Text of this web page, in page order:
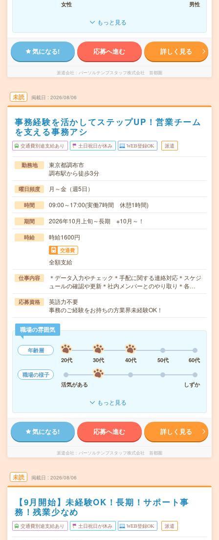
女性 男性
もっと見る
気になる! 応募へ進む 詳しく見る
派遣会社 パーソルテンプスタッフ株式会社 首都圏
未読 掲載日 2026/08/06
事務経験を活かしてステップUP！営業チーム
を支える事務アシ
交通費別途支給あり 土日祝日が休み WEB登録OK 派遣
勤務地
東京都調布市
調布駅から徒歩3分
曜日頻度 月～金（週5日）
時間 09:00～17:00(実働7時間 休憩1時間)
期間 2026年10月上旬～長期 ※10月～！
時給 時給1600円
交通費
全額支給
仕事内容
＊データ入力やチェック＊手配に関する連絡対応＊スケジ
ュールの確認や更新＊社内メンバーとのやり取り＊各…
応募資格
英語力不要
事務のご経験をお持ちの方業界未経験OK！
職場の雰囲気
年齢層
20代
30代 40代 50代
60代
職場の様子
活気がある
しずか
もっと見る
気になる! 応募へ進む 詳しく見る
派遣会社 パーソルテンプスタッフ株式会社 首都圏
未読 掲載日 2026/08/06
【9月開始】未経験OK！長期！サポート事
務！残業少なめ
交通費別途支給あり 土日祝日が休み WEB登録OK 派遣